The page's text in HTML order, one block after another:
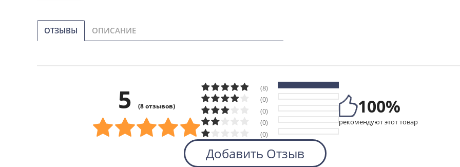
ОТЗЫВЫ ОПИСАНИЕ
5 (8 отзывов)
(8)
(0)
(0)
(0)
(0)
100%
рекомендуют этот товар
Добавить Отзыв